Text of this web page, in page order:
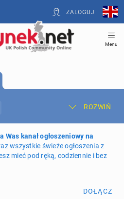
ZALOGUJ
Menu
ROZWIŃ
Moje ogłoszenia
i cennik ogłoszeń
Was kanał ogłoszeniowy na
wszystkie świeże ogłoszenia z
mieć pod ręką, codziennie i bez
DOŁĄCZ